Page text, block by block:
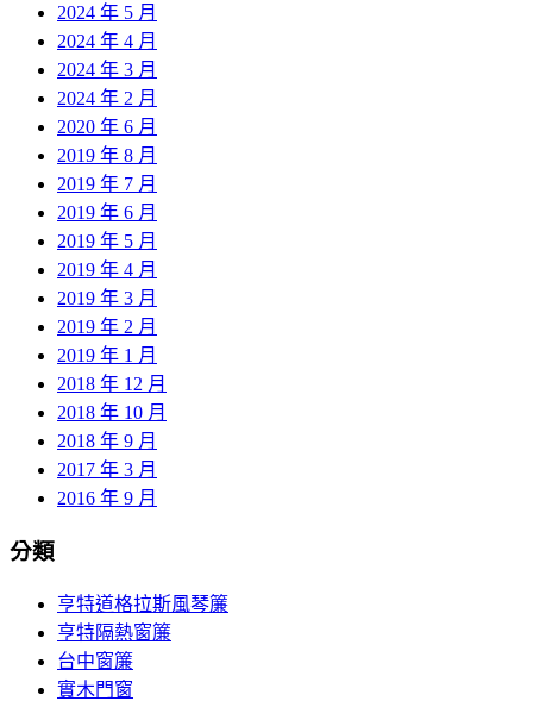
2024 年 5 月
2024 年 4 月
2024 年 3 月
2024 年 2 月
2020 年 6 月
2019 年 8 月
2019 年 7 月
2019 年 6 月
2019 年 5 月
2019 年 4 月
2019 年 3 月
2019 年 2 月
2019 年 1 月
2018 年 12 月
2018 年 10 月
2018 年 9 月
2017 年 3 月
2016 年 9 月
分類
亨特道格拉斯風琴簾
亨特隔熱窗簾
台中窗簾
實木門窗